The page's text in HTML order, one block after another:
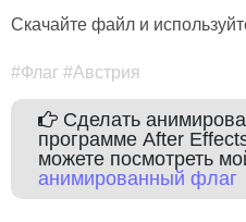
Скачайте файл и
#Флаг #Австрия
Сделать
программе After
можете посмотреть
анимированный флаг